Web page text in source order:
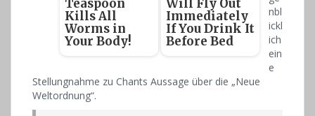
Teaspoon
Kills All
Worms in
Your Body!
Will Fly Out
Immediately
If You Drink It
Before Bed
nbl
ickl
ich
ein
e
Stellungnahme zu Chants Aussage über die „Neue
Weltordnung“.